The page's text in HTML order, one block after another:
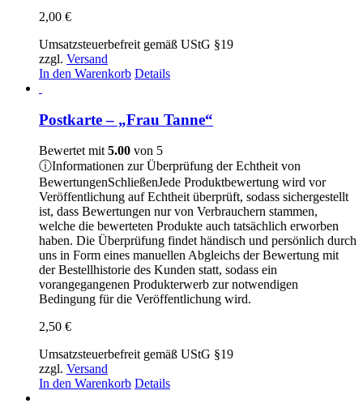
2,00 €
Umsatzsteuerbefreit gemäß UStG §19
zzgl. Versand
In den Warenkorb Details
Postkarte – „Frau Tanne“
Bewertet mit 5.00 von 5
ⓘInformationen zur Überprüfung der Echtheit von
BewertungenSchließenJede Produktbewertung wird vor
Veröffentlichung auf Echtheit überprüft, sodass sichergestellt
ist, dass Bewertungen nur von Verbrauchern stammen,
welche die bewerteten Produkte auch tatsächlich erworben
haben. Die Überprüfung findet händisch und persönlich durch
uns in Form eines manuellen Abgleichs der Bewertung mit
der Bestellhistorie des Kunden statt, sodass ein
vorangegangenen Produkterwerb zur notwendigen
Bedingung für die Veröffentlichung wird.
2,50 €
Umsatzsteuerbefreit gemäß UStG §19
zzgl. Versand
In den Warenkorb Details